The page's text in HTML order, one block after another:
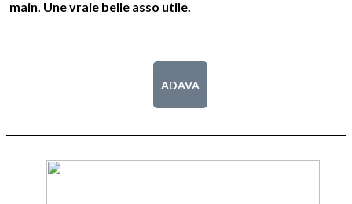
main. Une vraie belle asso utile.
ADAVA